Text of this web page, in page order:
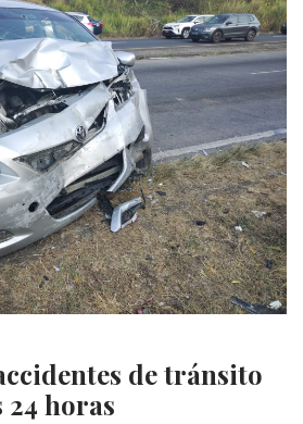
de tránsito
horas